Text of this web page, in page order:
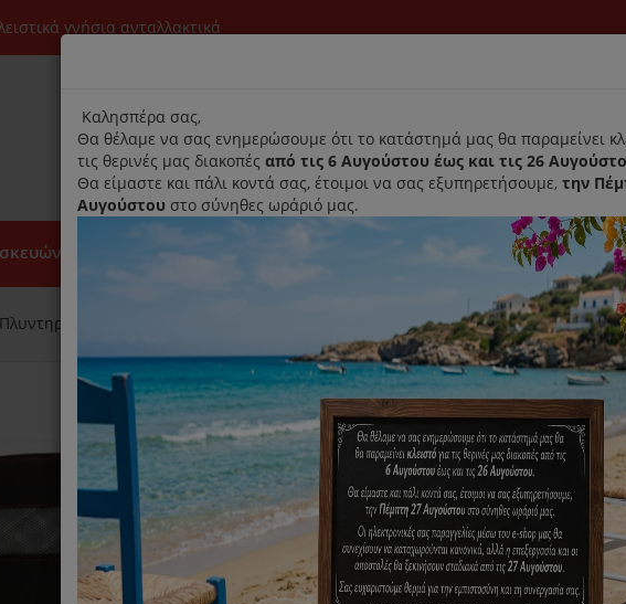
γνήσια ανταλλακτικά
Αρχική Παραλαβή- Παράδοση
Δίχτυ Πλυσίματος Για Ρούχα
Κωδικός : 902979710
Διαθεσιμότητα :
Παράδοση Σε 1-3 Ημέρες
Δίχτυ πλυσίματος για ρούχα σπορ
title
Καλησπέρα σας,
Θα θέλαμε να σας ενημερώσουμε ότι το κατάστημά μας θα παραμείνει
τις θερινές μας διακοπές από τις 6 Αυγούστου έως και τις 26
Θα είμαστε και πάλι κοντά σας, έτοιμοι να σας εξυπηρετήσουμε, την
Αυγούστου στο σύνηθες ωράριό μας.